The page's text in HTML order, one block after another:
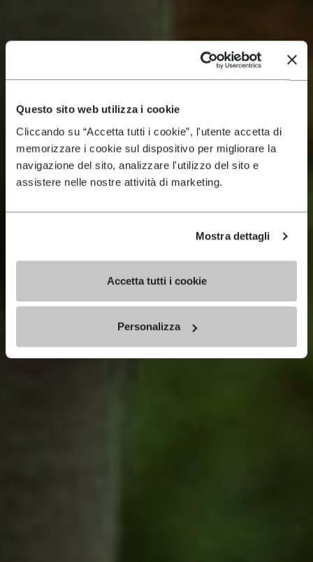
Questo sito web utilizza i cookie
Cliccando su “Accetta tutti i cookie”, l'utente accetta di
memorizzare i cookie sul dispositivo per migliorare la
navigazione del sito, analizzare l'utilizzo del sito e
assistere nelle nostre attività di marketing.
Mostra dettagli
Accetta tutti i cookie
Personalizza